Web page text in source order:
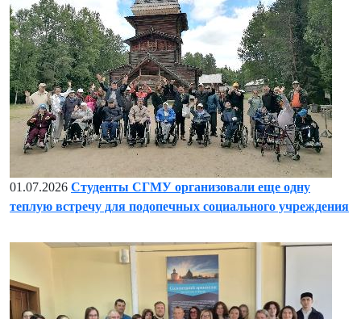
01.07.2026 Студенты СГМУ организовали еще одну
теплую встречу для подопечных социального учреждения